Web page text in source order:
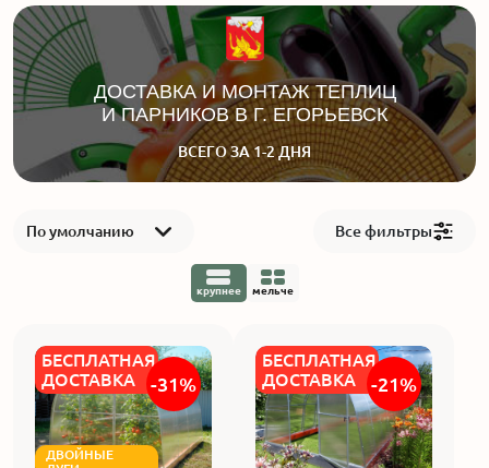
Отзывы
Вопросы
ДОСТАВКА И МОНТАЖ ТЕПЛИЦ
И ПАРНИКОВ В Г. ЕГОРЬЕВСК
ВСЕГО ЗА 1-2 ДНЯ
По умолчанию Все фильтры
крупнее мельче
БЕСПЛАТНАЯ
ДОСТАВКА
ДВОЙНЫЕ
-31%
БЕСПЛАТНАЯ
ДОСТАВКА
-21%